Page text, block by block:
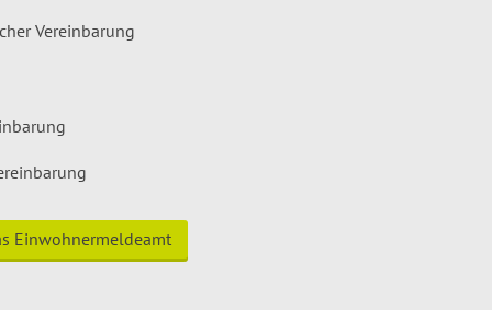
Vereinbarung
Einwohnermeldeamt